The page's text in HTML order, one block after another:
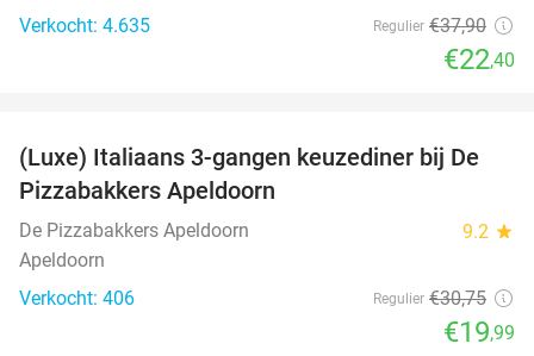
Verkocht: 4.635
Regulier €37,90
€22,40
35%
(Luxe) Italiaans 3-gangen keuzediner bij De
Pizzabakkers Apeldoorn
De Pizzabakkers Apeldoorn 9.2 star
Apeldoorn
Verkocht: 406
Regulier €30,75
€19,99